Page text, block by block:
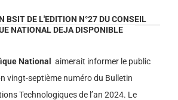
BSIT DE L'EDITION N°27 DU CONSEIL
NATIONAL DEJA DISPONIBLE
National
aimerait informer le public
vingt-septième numéro du Bulletin
Technologiques de l’an 2024. Le